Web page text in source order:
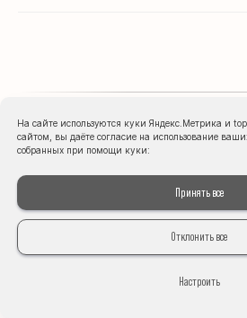
участников
⭐ Рейтинг 5.0 в Яндекси более
положительных отзывов
На сайте используются куки Яндекс.Метрика и
сайтом, вы даёте согласие на использование
собранных при помощи куки:
Принять все
Отклонить все
Настроить